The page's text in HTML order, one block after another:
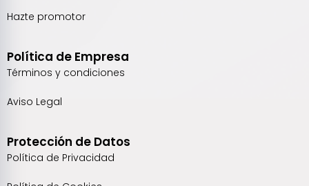
Hazte promotor
Política de Empresa
Términos y condiciones
Aviso Legal
Protección de Datos
Política de Privacidad